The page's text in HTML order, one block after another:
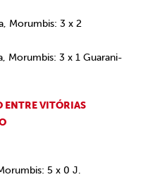
Morumbis: 3 x 2
Morumbis: 3 x 1 Guarani-
ENTRE VITÓRIAS
5 x 0 J.